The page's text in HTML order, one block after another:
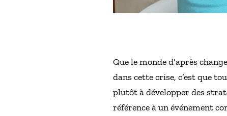
Que le monde d’après
dans cette crise, c’est que
plutôt à développer des
référence à un événement